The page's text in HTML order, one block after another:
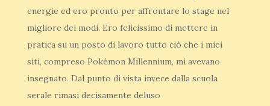
energie ed ero pronto per affrontare lo stage nel
migliore dei modi. Ero felicissimo di mettere in
pratica su un posto di lavoro tutto ciò che i miei
siti, compreso Pokémon Millennium, mi avevano
insegnato. Dal punto di vista invece dalla scuola
serale rimasi decisamente deluso